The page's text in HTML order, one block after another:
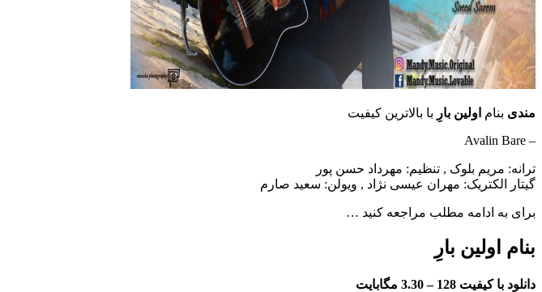
مندی بنام اولین بارِ با بالاترین کیفیت
– Avalin Bare
ترانه: مریم بلوک , تنظیم: مهرداد حسن پور
گیتار الکتریک: مهران عیسی نژاد , ویولن: سعید صارم
برای به ادامه مطلب مراجعه کنید …
بنام اولین بارِ
دانلود با کیفیت 128 – 3.30 مگابایت